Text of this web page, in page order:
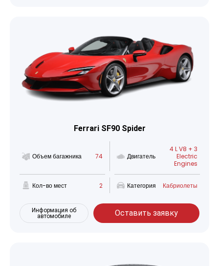
Ferrari SF90 Spider
Объем багажника 74 Двигатель
4 L V8 + 3
Electric
Engines
Кол-во мест 2 Категория Кабриолеты
Информация об
автомобиле
Оставить заявку